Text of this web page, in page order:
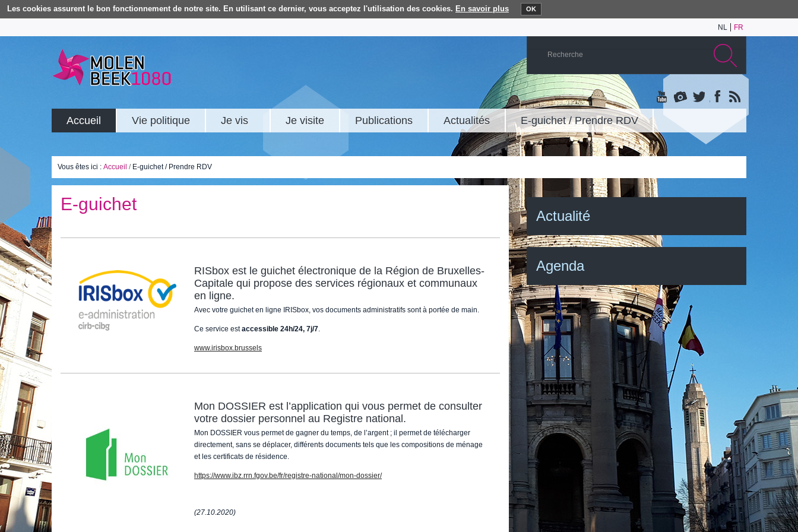
Les cookies assurent le bon fonctionnement de notre site. En utilisant ce dernier, vous acceptez l'utilisation des cookies. En savoir plus OK
NL FR
Accueil Vie politique Je vis Je visite Publications Actualités E-guichet / Prendre RDV
Vous êtes ici : Accueil / E-guichet / Prendre RDV
E-guichet
RISbox est le guichet électronique de la Région de Bruxelles-
Capitale qui propose des services régionaux et communaux
en ligne.
Avec votre guichet en ligne IRISbox, vos documents administratifs sont à portée de main.
Ce service estaccessible 24h/24, 7j/7.
www.irisbox.brussels
Mon DOSSIER est l’application qui vous permet de consulter
votre dossier personnel au Registre national.
Mon DOSSIER vous permet de gagner du temps, de l’argent ; il permet de télécharger
directement, sans se déplacer, différents documents tels que les compositions de ménage
et les certificats de résidence.
https://www.ibz.rrn.fgov.be/fr/registre-national/mon-dossier/
(27.10.2020)
Actualité
Agenda